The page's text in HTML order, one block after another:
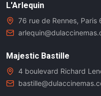
L'Arlequin
76 rue de Rennes, Paris
Majestic Bastille
4 boulevard Richard